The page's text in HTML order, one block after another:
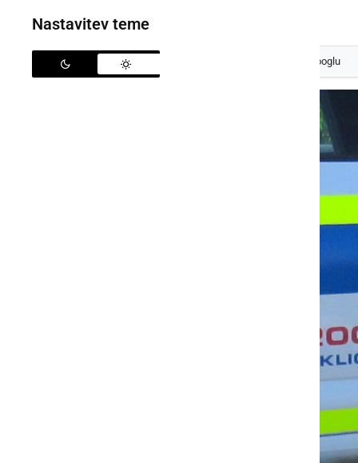
Nastavitev teme
Izberite kot svoj prednostni vir na Googlu